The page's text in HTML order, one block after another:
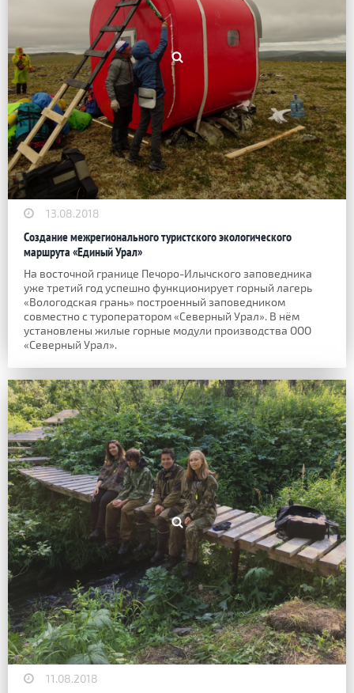
13.08.2018
Создание межрегионального туристского экологического
маршрута «Единый Урал»
На восточной границе Печоро-Илычского заповедника
уже третий год успешно функционирует горный лагерь
«Вологодская грань» построенный заповедником
совместно с туроператором «Северный Урал». В нём
установлены жилые горные модули производства ООО
«Северный Урал».
11.08.2018